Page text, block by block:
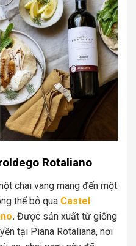
Rotaliano
chai vang mang đến một
thể bỏ qua Castel
. Được sản xuất từ giống
tại Piana Rotaliana, nơi